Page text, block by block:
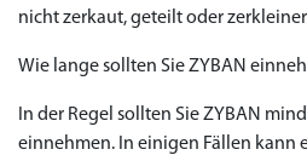
nicht zerkaut, geteilt oder
Wie lange sollten Sie ZYBAN
In der Regel sollten Sie ZYBAN
einnehmen. In einigen Fällen kann